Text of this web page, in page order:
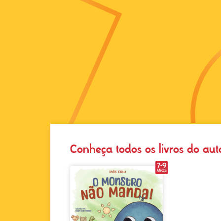
Conheça todos os livros do